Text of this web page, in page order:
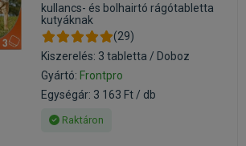
kullancs- és bolhairtó rágótabletta
kutyáknak
(29)
Kiszerelés: 3 tabletta / Doboz
Gyártó: Frontpro
Egységár: 3 163 Ft / db
Raktáron